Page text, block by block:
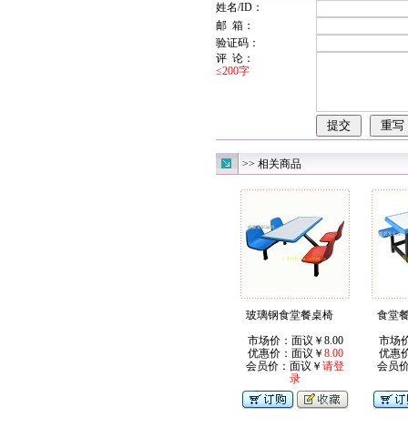
姓名/ID：
邮 箱：
验证码：
评 论：
≤200字
>> 相关商品
玻璃钢食堂餐桌椅
市场价：面议￥8.00
优惠价：面议￥ 8.00
会员价：面议￥ 请登
录
食堂
市场
优惠
会员